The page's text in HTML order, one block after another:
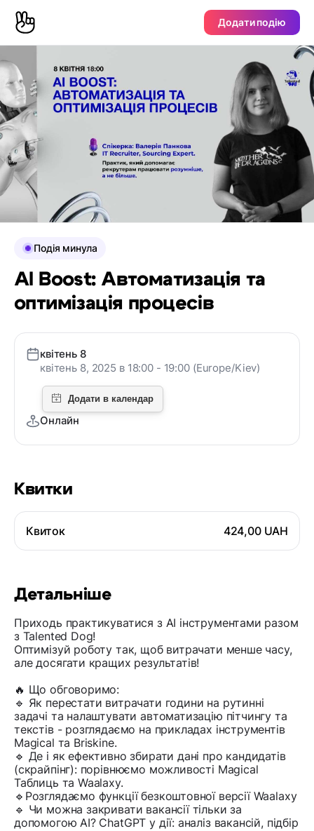
Додати подію
Квитки
Квиток 424,00 UAH
Детальніше
Приходь практикуватися з АІ інструментами разом
з Talented Dog!
Оптимізуй роботу так, щоб витрачати менше часу,
але досягати кращих результатів!
🔥 Що обговоримо:
🔹 Як перестати витрачати години на рутинні
задачі та налаштувати автоматизацію пітчингу та
текстів - розглядаємо на прикладах інструментів
Magical та Briskine.
🔹 Де і як ефективно збирати дані про кандидатів
(скрайпінг): порівнюємо можливості Magical
Таблиць та Waalaxy.
🔹Розглядаємо функції безкоштовної версії Waalaxy
🔹 Чи можна закривати вакансії тільки за
допомогою AI? ChatGPT у дії: аналіз вакансій, підбір
Подія минула
AI Boost: Автоматизація та
оптимізація процесів
квітень 8
квітень 8, 2025 в 18:00 - 19:00 (Europe/Kiev)
Онлайн